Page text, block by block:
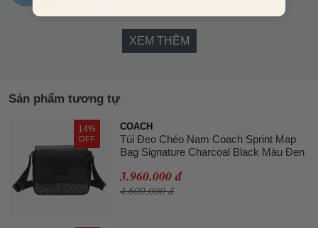
XEM THÊM
Sản phẩm tương tự
14%
OFF
COACH
Túi Đeo Chéo Nam Coach Sprint Map
Bag Signature Charcoal Black Màu Đen
3.960.000 đ
4.600.000 đ